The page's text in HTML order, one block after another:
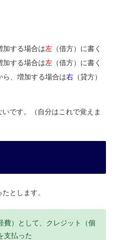
加する場合は左（借方）に書く
加する場合は左（借方）に書く
ら、増加する場合は右（貸方）
です。（自分はこれで覚えま
とします。
費）として、クレジット（個
支払った